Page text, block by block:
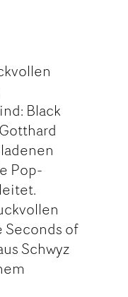
Black
Pop-
Seconds of
Schwyz